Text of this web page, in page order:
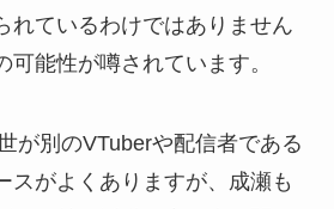
れているわけではありません
可能性が噂されています。
が別のVTuberや配信者である
スがよくありますが、成瀬も